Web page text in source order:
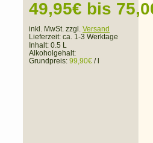
49,95€ bis
inkl. MwSt. zzgl. Versand
Lieferzeit: ca. 1-3 Werktage
Inhalt: 0.5 L
Alkoholgehalt:
Grundpreis: 99,90€ /